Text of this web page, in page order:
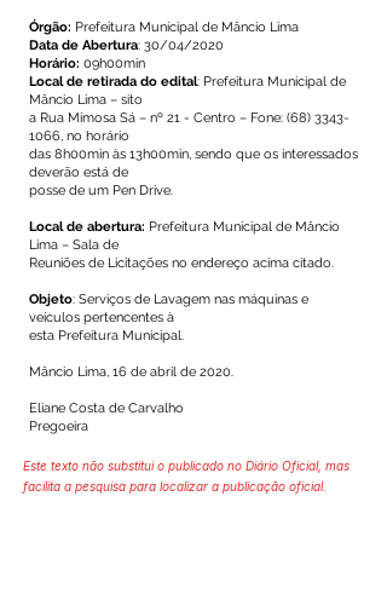
Órgão: Prefeitura Municipal de Mâncio Lima
Data de Abertura: 30/04/2020
Horário: 09h00min
Local de retirada do edital: Prefeitura Municipal de
Mâncio Lima – sito
a Rua Mimosa Sá – nº 21 - Centro – Fone: (68) 3343-
1066, no horário
das 8h00min às 13h00min, sendo que os interessados
deverão está de
posse de um Pen Drive.
Local de abertura: Prefeitura Municipal de Mâncio
Lima – Sala de
Reuniões de Licitações no endereço acima citado.
Objeto: Serviços de Lavagem nas máquinas e
veículos pertencentes à
esta Prefeitura Municipal.
Mâncio Lima, 16 de abril de 2020.
Eliane Costa de Carvalho
Pregoeira
Este texto não substitui o publicado no Diário Oficial, mas
facilita a pesquisa para localizar a publicação oficial.